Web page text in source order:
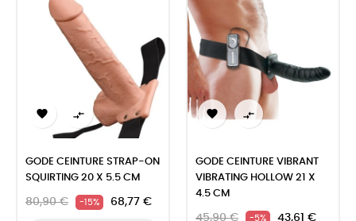
 
GODE CEINTURE STRAP-ON
SQUIRTING 20 X 5.5 CM
80,90 € -15% 68,77 €
 
GODE CEINTURE VIBRANT
VIBRATING HOLLOW 21 X
4.5 CM
45,90 € -5% 43,61 €